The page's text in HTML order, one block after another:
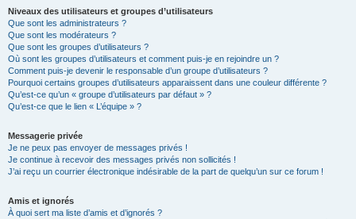
Niveaux des utilisateurs et groupes d’utilisateurs
Que sont les administrateurs ?
Que sont les modérateurs ?
Que sont les groupes d’utilisateurs ?
Où sont les groupes d’utilisateurs et comment puis-je en rejoindre un ?
Comment puis-je devenir le responsable d’un groupe d’utilisateurs ?
Pourquoi certains groupes d’utilisateurs apparaissent dans une couleur différente ?
Qu’est-ce qu’un « groupe d’utilisateurs par défaut » ?
Qu’est-ce que le lien « L’équipe » ?
Messagerie privée
Je ne peux pas envoyer de messages privés !
Je continue à recevoir des messages privés non sollicités !
J’ai reçu un courrier électronique indésirable de la part de quelqu’un sur ce forum !
Amis et ignorés
À quoi sert ma liste d’amis et d’ignorés ?